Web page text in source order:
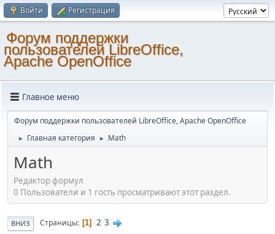
Войти Регистрация
Форум поддержки
пользователей LibreOffice,
Apache OpenOffice
Главное меню
Форум поддержки пользователей LibreOffice, Apache OpenOffice
► Главная категория ► Math
Math
Редактор формул
0 Пользователи и 1 гость просматривают этот раздел.
ВНИЗ Страницы 1 2 3